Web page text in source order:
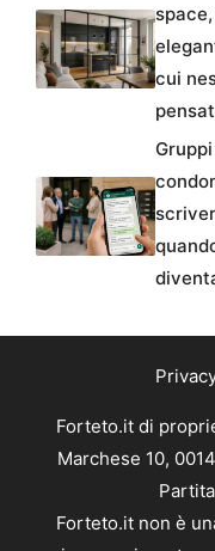
cui
Forteto.it di
Marchese 10,
Forteto.it non è